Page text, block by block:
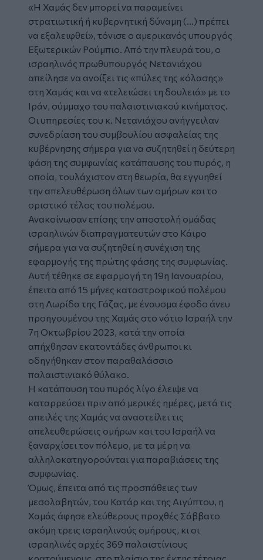
«Η Χαμάς δεν μπορεί να παραμείνει
στρατιωτική ή κυβερνητική δύναμη (...) πρέπει
να εξαλειφθεί», τόνισε ο αμερικανός υπουργός
Εξωτερικών Ρούμπιο. Από την πλευρά του, ο
ισραηλινός πρωθυπουργός Νετανιάχου
απείλησε να ανοίξει τις «πύλες της κόλασης»
στη Χαμάς και να «τελειώσει τη δουλειά» με το
Ιράν, σύμμαχο του παλαιστινιακού κινήματος.
Οι υπηρεσίες του κ. Νετανιάχου ανήγγειλαν
συνεδρίαση του συμβουλίου ασφαλείας της
κυβέρνησης σήμερα για να συζητηθεί η δεύτερη
φάση της συμφωνίας κατάπαυσης του πυρός, η
οποία, τουλάχιστον στη θεωρία, θα εγγυηθεί
την απελευθέρωση όλων των ομήρων και το
οριστικό τέλος του πολέμου.
Ανακοίνωσαν επίσης την αποστολή ομάδας
ισραηλινών διαπραγματευτών στο Κάιρο
σήμερα για να συζητηθεί η συνέχιση της
εφαρμογής της πρώτης φάσης της συμφωνίας.
Αυτή τέθηκε σε εφαρμογή τη 19η Ιανουαρίου,
έπειτα από 15 μήνες καταστροφικού πολέμου
στη Λωρίδα της Γάζας, με έναυσμα έφοδο άνευ
προηγουμένου της Χαμάς στο νότιο Ισραήλ την
7η Οκτωβρίου 2023, κατά την οποία
απήχθησαν εκατοντάδες άνθρωποι κι
οδηγήθηκαν στον παραθαλάσσιο
παλαιστινιακό θύλακο.
Η κατάπαυση του πυρός λίγο έλειψε να
καταρρεύσει πριν από μερικές ημέρες, μετά τις
απειλές της Χαμάς να αναστείλει τις
απελευθερώσεις ομήρων και του Ισραήλ να
ξαναρχίσει τον πόλεμο, με τα μέρη να
αλληλοκατηγορούνται για παραβιάσεις της
συμφωνίας.
Όμως, έπειτα από τις προσπάθειες των
μεσολαβητών, του Κατάρ και της Αιγύπτου, η
Χαμάς άφησε ελεύθερους προχθές Σάββατο
ακόμη τρεις ισραηλινούς ομήρους, κι οι
ισραηλινές αρχές 369 παλαιστίνιους